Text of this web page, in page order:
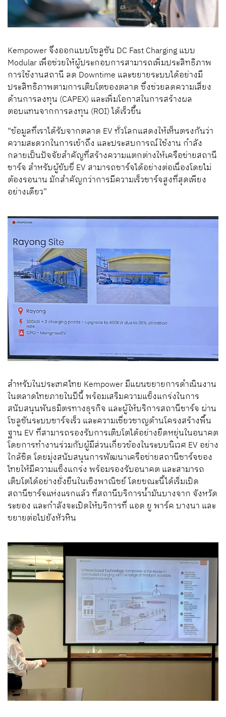
Kempower จึงออกแบบโซลูชัน DC Fast Charging แบบ
Modular เพื่อช่วยให้ผู้ประกอบการสามารถเพิ่มประสิทธิภาพ
การใช้งานสถานี ลด Downtime และขยายระบบได้อย่างมี
ประสิทธิภาพตามการเติบโตของตลาด ซึ่งช่วยลดความเสี่ยง
ด้านการลงทุน (CAPEX) และเพิ่มโอกาสในการสร้างผล
ตอบแทนจากการลงทุน (ROI) ได้เร็วขึ้น
“ข้อมูลที่เราได้รับจากตลาด EV ทั่วโลกแสดงให้เห็นตรงกันว่า
ความสะดวกในการเข้าถึง และประสบการณ์ใช้งาน กำลัง
กลายเป็นปัจจัยสำคัญที่สร้างความแตกต่างให้เครือข่ายสถานี
ชาร์จ สำหรับผู้ขับขี่ EV สามารถชาร์จได้อย่างต่อเนื่องโดยไม่
ต้องรอนาน มักสำคัญกว่าการมีความเร็วชาร์จสูงที่สุดเพียง
อย่างเดียว”
สำหรับในประเทศไทย Kempower มีแผนขยายการดำเนินงาน
ในตลาดไทยภายในปีนี้ พร้อมเสริมความแข็งแกร่งในการ
สนับสนุนพันธมิตรทางธุรกิจ และผู้ให้บริการสถานีชาร์จ ผ่าน
โซลูชันระบบชาร์จเร็ว และความเชี่ยวชาญด้านโครงสร้างพื้น
ฐาน EV ที่สามารถรองรับการเติบโตได้อย่างยืดหยุ่นในอนาคต
โดยการทำงานร่วมกับผู้มีส่วนเกี่ยวข้องในระบบนิเวศ EV อย่าง
ใกล้ชิด โดยมุ่งสนับสนุนการพัฒนาเครือข่ายสถานีชาร์จของ
ไทยให้มีความแข็งแกร่ง พร้อมรองรับอนาคต และสามารถ
เติบโตได้อย่างยั่งยืนในเชิงพาณิชย์ โดยขณะนี้ได้เริ่มเปิด
สถานีชาร์จแห่งแรกแล้ว ที่สถานีบริการน้ำมันบางจาก จังหวัด
ระยอง และกำลังจะเปิดให้บริการที่ แอด ยู พาร์ค บางนา และ
ขยายต่อไปยังหัวหิน